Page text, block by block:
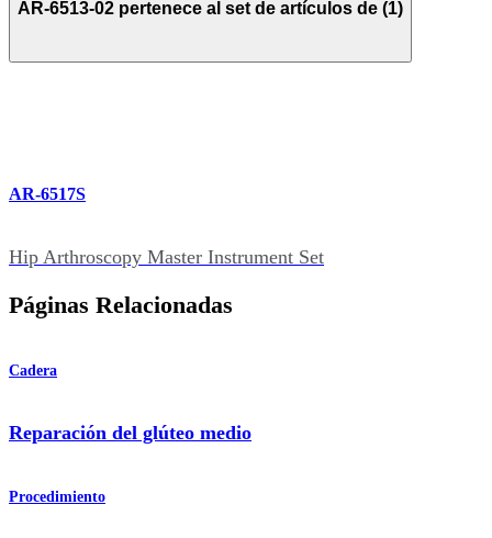
AR-6513-02 pertenece al set de artículos de (1)
AR-6517S
Hip Arthroscopy Master Instrument Set
Páginas Relacionadas
Cadera
Reparación del glúteo medio
Procedimiento